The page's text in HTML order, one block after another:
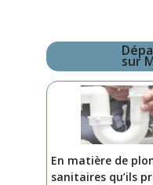
sur
En matière de
sanitaires qu’ils